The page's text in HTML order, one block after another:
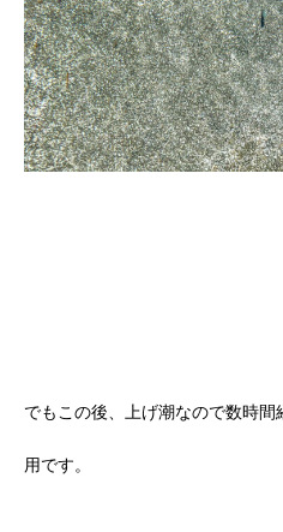
でもこの後、上げ潮なので数時
用です。